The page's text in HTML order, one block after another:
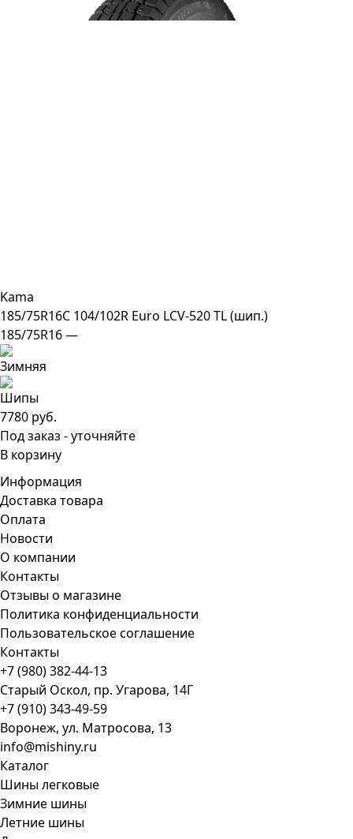
Kama
185/75R16C 104/102R Euro LCV-520 TL (шип.)
185/75R16 —
7780 руб.
Под заказ - уточняйте
В корзину
Информация
Доставка товара
Оплата
Новости
О компании
Контакты
Отзывы о магазине
Политика конфиденциальности
Пользовательское соглашение
Контакты
+7 (980) 382-44-13
Старый Оскол, пр. Угарова, 14Г
+7 (910) 343-49-59
Воронеж, ул. Матросова, 13
info@mishiny.ru
Каталог
Шины легковые
Зимние шины
Летние шины